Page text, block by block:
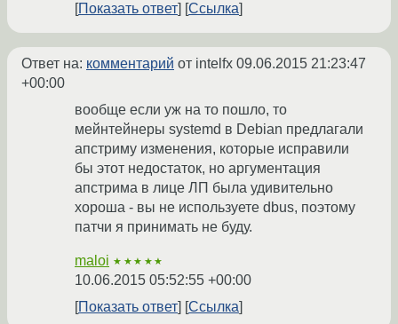
Показать ответ
Ссылка
Ответ на: комментарий от intelfx 09.06.2015 21:23:47
+00:00
вообще если уж на то пошло, то
мейнтейнеры systemd в Debian предлагали
апстриму изменения, которые исправили
бы этот недостаток, но аргументация
апстрима в лице ЛП была удивительно
хороша - вы не используете dbus, поэтому
патчи я принимать не буду.
maloi ★★★★★
10.06.2015 05:52:55 +00:00
Показать ответ
Ссылка